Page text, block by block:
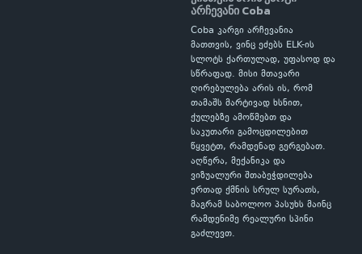
არჩევანი Coba
Coba კარგი არჩევანია
მათთვის, ვინც ეძებს ELK-ის
სლოტს ქართულად, უფასოდ და
სწრაფად. მისი მთავარი
ღირებულება არის ის, რომ
თამაშს მარტივად ხსნით,
ქულებზე ამოწმებთ და
საკუთარი გამოცდილებით
წყვეტთ, რამდენად გერგებათ.
აღწერა, მექანიკა და
ვიზუალური შთაბეჭდილება
ერთად ქმნის სრულ სურათს,
მაგრამ საბოლოო პასუხს მაინც
რამდენიმე რეალური სპინი
გაძლევთ.